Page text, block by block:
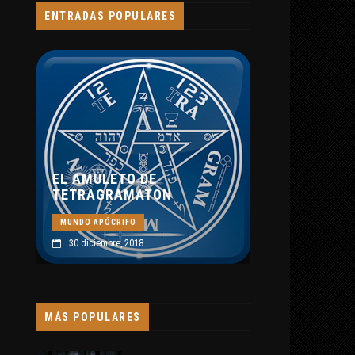
ENTRADAS POPULARES
8 septiembre, 2019
MÁS POPULARES